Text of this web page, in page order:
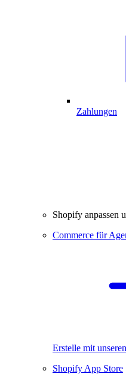
Zahlungen
Shopify anpassen
Commerce für
Erstelle mit
Shopify App Store